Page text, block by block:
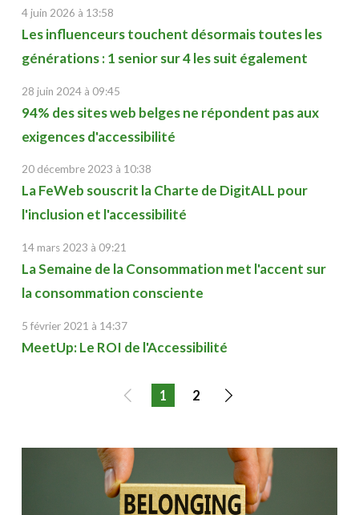
4 juin 2026 à 13:58
Les influenceurs touchent désormais toutes les
générations : 1 senior sur 4 les suit également
28 juin 2024 à 09:45
94% des sites web belges ne répondent pas aux
exigences d'accessibilité
20 décembre 2023 à 10:38
La FeWeb souscrit la Charte de DigitALL pour
l'inclusion et l'accessibilité
14 mars 2023 à 09:21
La Semaine de la Consommation met l'accent sur
la consommation consciente
5 février 2021 à 14:37
MeetUp: Le ROI de l'Accessibilité
Page
précédente
1 2
Page